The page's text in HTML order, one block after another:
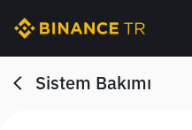
Sistem Bakımı